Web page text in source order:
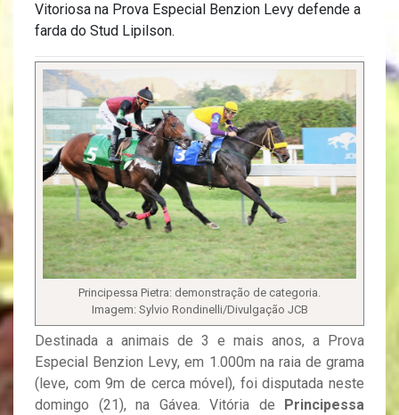
Vitoriosa na Prova Especial Benzion Levy defende a
farda do Stud Lipilson.
Principessa Pietra: demonstração de categoria.
Imagem: Sylvio Rondinelli/Divulgação JCB
Destinada a animais de 3 e mais anos, a Prova
Especial Benzion Levy, em 1.000m na raia de grama
(leve, com 9m de cerca móvel), foi disputada neste
domingo (21), na Gávea. Vitória de
Principessa